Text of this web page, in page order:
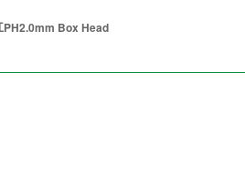
PH2.0mm Box Head